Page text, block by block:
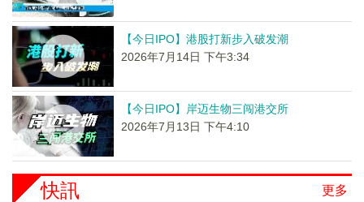
【今日IPO】港股打新步入破发潮
2026年7月14日 下午3:34
【今日IPO】岸迈生物三闯港交所
2026年7月13日 下午4:10
更多
快訊